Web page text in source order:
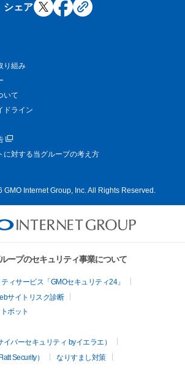
シェア
り組み
いて
ドライン
に対する当グループの考え方
GMO Internet Group, Inc. All Rights Reserved.
ープのセキュリティ事業について
ィサービス「GMOセキュリティ24」
サイトリスク診断
ボット
バーセキュリティ byイエラエ）
Security）
なりすまし対策